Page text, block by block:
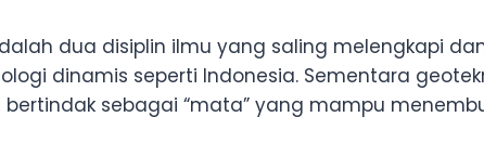
dua disiplin ilmu yang saling melengkapi
dinamis seperti Indonesia. Sementara
bertindak sebagai “mata” yang mampu